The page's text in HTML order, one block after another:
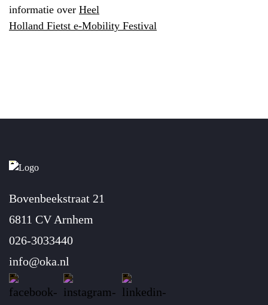
informatie over Heel
Holland Fietst e-Mobility Festival
Bovenbeekstraat 21
6811 CV Arnhem
026-3033440
info@oka.nl